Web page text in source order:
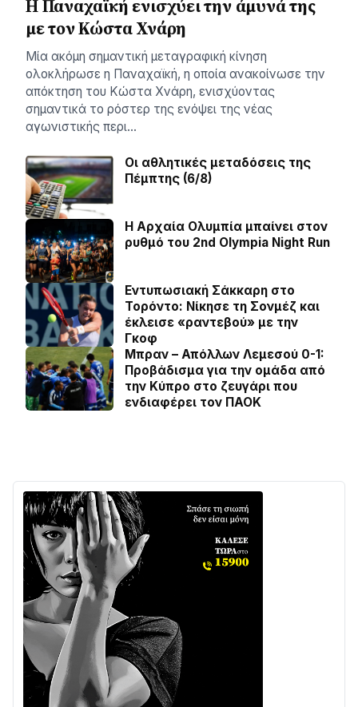
Η Παναχαϊκή ενισχύει την άμυνά της
με τον Κώστα Χνάρη
Μία ακόμη σημαντική μεταγραφική κίνηση
ολοκλήρωσε η Παναχαϊκή, η οποία ανακοίνωσε την
απόκτηση του Κώστα Χνάρη, ενισχύοντας
σημαντικά το ρόστερ της ενόψει της νέας
αγωνιστικής περι…
Οι αθλητικές μεταδόσεις της
Πέμπτης (6/8)
Η Αρχαία Ολυμπία μπαίνει στον
ρυθμό του 2nd Olympia Night Run
Εντυπωσιακή Σάκκαρη στο
Τορόντο: Νίκησε τη Σονμέζ και
έκλεισε «ραντεβού» με την
Γκοφ
Μπραν – Απόλλων Λεμεσού 0-1:
Προβάδισμα για την ομάδα από
την Κύπρο στο ζευγάρι που
ενδιαφέρει τον ΠΑΟΚ